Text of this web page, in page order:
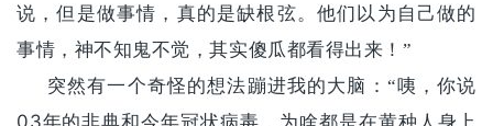
说，但是做事情，真的是缺根弦。他们以为自己做的
事情，神不知鬼不觉，其实傻瓜都看得出来！”
突然有一个奇怪的想法蹦进我的大脑：“咦，你说
03